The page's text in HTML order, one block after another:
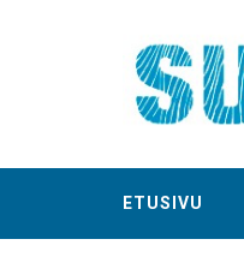
ETUSIVU